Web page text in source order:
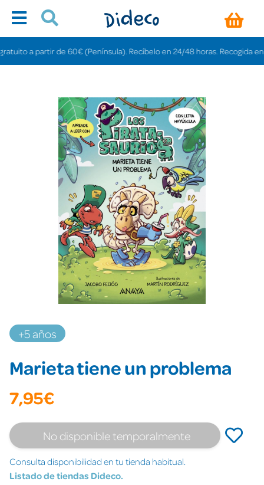
a partir de 60€ (Península). Recíbelo en 24/48 horas. Recogida en
+5 años
Marieta tiene un problema
7,95€
No disponible temporalmente
Consulta disponibilidad en tu tienda habitual.
Listado de tiendas Dideco.